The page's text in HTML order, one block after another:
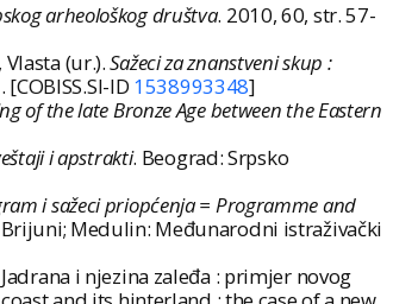
arheološkog društva. 2010, 60, str. 57-
Vlasta (ur.).Sažeci za znanstveni skup :
ID 1538993348]
of the late Bronze Age between the Eastern
i apstrakti. Beograd: Srpsko
i sažeci priopćenja = Programme and
Medulin: Međunarodni istraživački
i njezina zaleđa : primjer novog